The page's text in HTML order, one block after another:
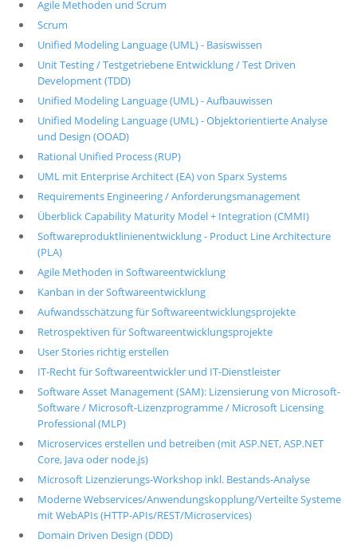
Agile Methoden und Scrum
Scrum
Unified Modeling Language (UML) - Basiswissen
Unit Testing / Testgetriebene Entwicklung / Test Driven
Development (TDD)
Unified Modeling Language (UML) - Aufbauwissen
Unified Modeling Language (UML) - Objektorientierte Analyse
und Design (OOAD)
Rational Unified Process (RUP)
UML mit Enterprise Architect (EA) von Sparx Systems
Requirements Engineering / Anforderungsmanagement
Überblick Capability Maturity Model + Integration (CMMI)
Softwareproduktlinienentwicklung - Product Line Architecture
(PLA)
Agile Methoden in Softwareentwicklung
Kanban in der Softwareentwicklung
Aufwandsschätzung für Softwareentwicklungsprojekte
Retrospektiven für Softwareentwicklungsprojekte
User Stories richtig erstellen
IT-Recht für Softwareentwickler und IT-Dienstleister
Software Asset Management (SAM): Lizensierung von Microsoft-
Software / Microsoft-Lizenzprogramme / Microsoft Licensing
Professional (MLP)
Microservices erstellen und betreiben (mit ASP.NET, ASP.NET
Core, Java oder node.js)
Microsoft Lizenzierungs-Workshop inkl. Bestands-Analyse
Moderne Webservices/Anwendungskopplung/Verteilte Systeme
mit WebAPIs (HTTP-APIs/REST/Microservices)
Domain Driven Design (DDD)